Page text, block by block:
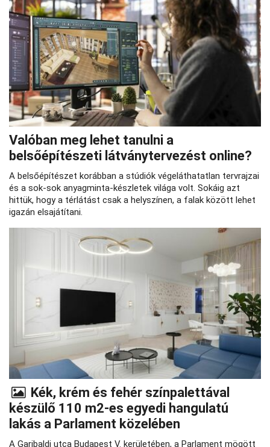
Valóban meg lehet tanulni a
belsőépítészeti látványtervezést online?
A belsőépítészet korábban a stúdiók végeláthatatlan tervrajzai
és a sok-sok anyagminta-készletek világa volt. Sokáig azt
hittük, hogy a térlátást csak a helyszínen, a falak között lehet
igazán elsajátítani.
Kék, krém és fehér színpalettával
készülő 110 m2-es egyedi hangulatú
lakás a Parlament közelében
A Garibaldi utca Budapest V. kerületében, a Parlament mögött